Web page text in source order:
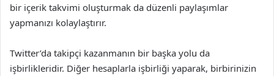
bir içerik takvimi oluşturmak da düzenli paylaşımlar
yapmanızı kolaylaştırır.
Twitter’da takipçi kazanmanın bir başka yolu da
işbirlikleridir. Diğer hesaplarla işbirliği yaparak, birbirinizin